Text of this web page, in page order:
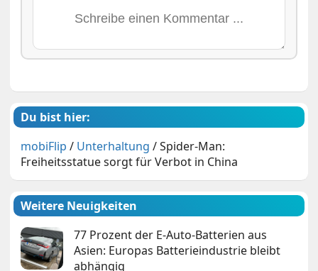
Du bist hier:
mobiFlip / Unterhaltung /Spider-Man:
Freiheitsstatue sorgt für Verbot in China
Weitere Neuigkeiten
77 Prozent der E-Auto-Batterien aus
Asien: Europas Batterieindustrie bleibt
abhängig